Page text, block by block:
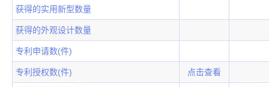
获得的实用新型数量
获得的外观设计数量
专利申请数(件)
专利授权数(件) 点击查看